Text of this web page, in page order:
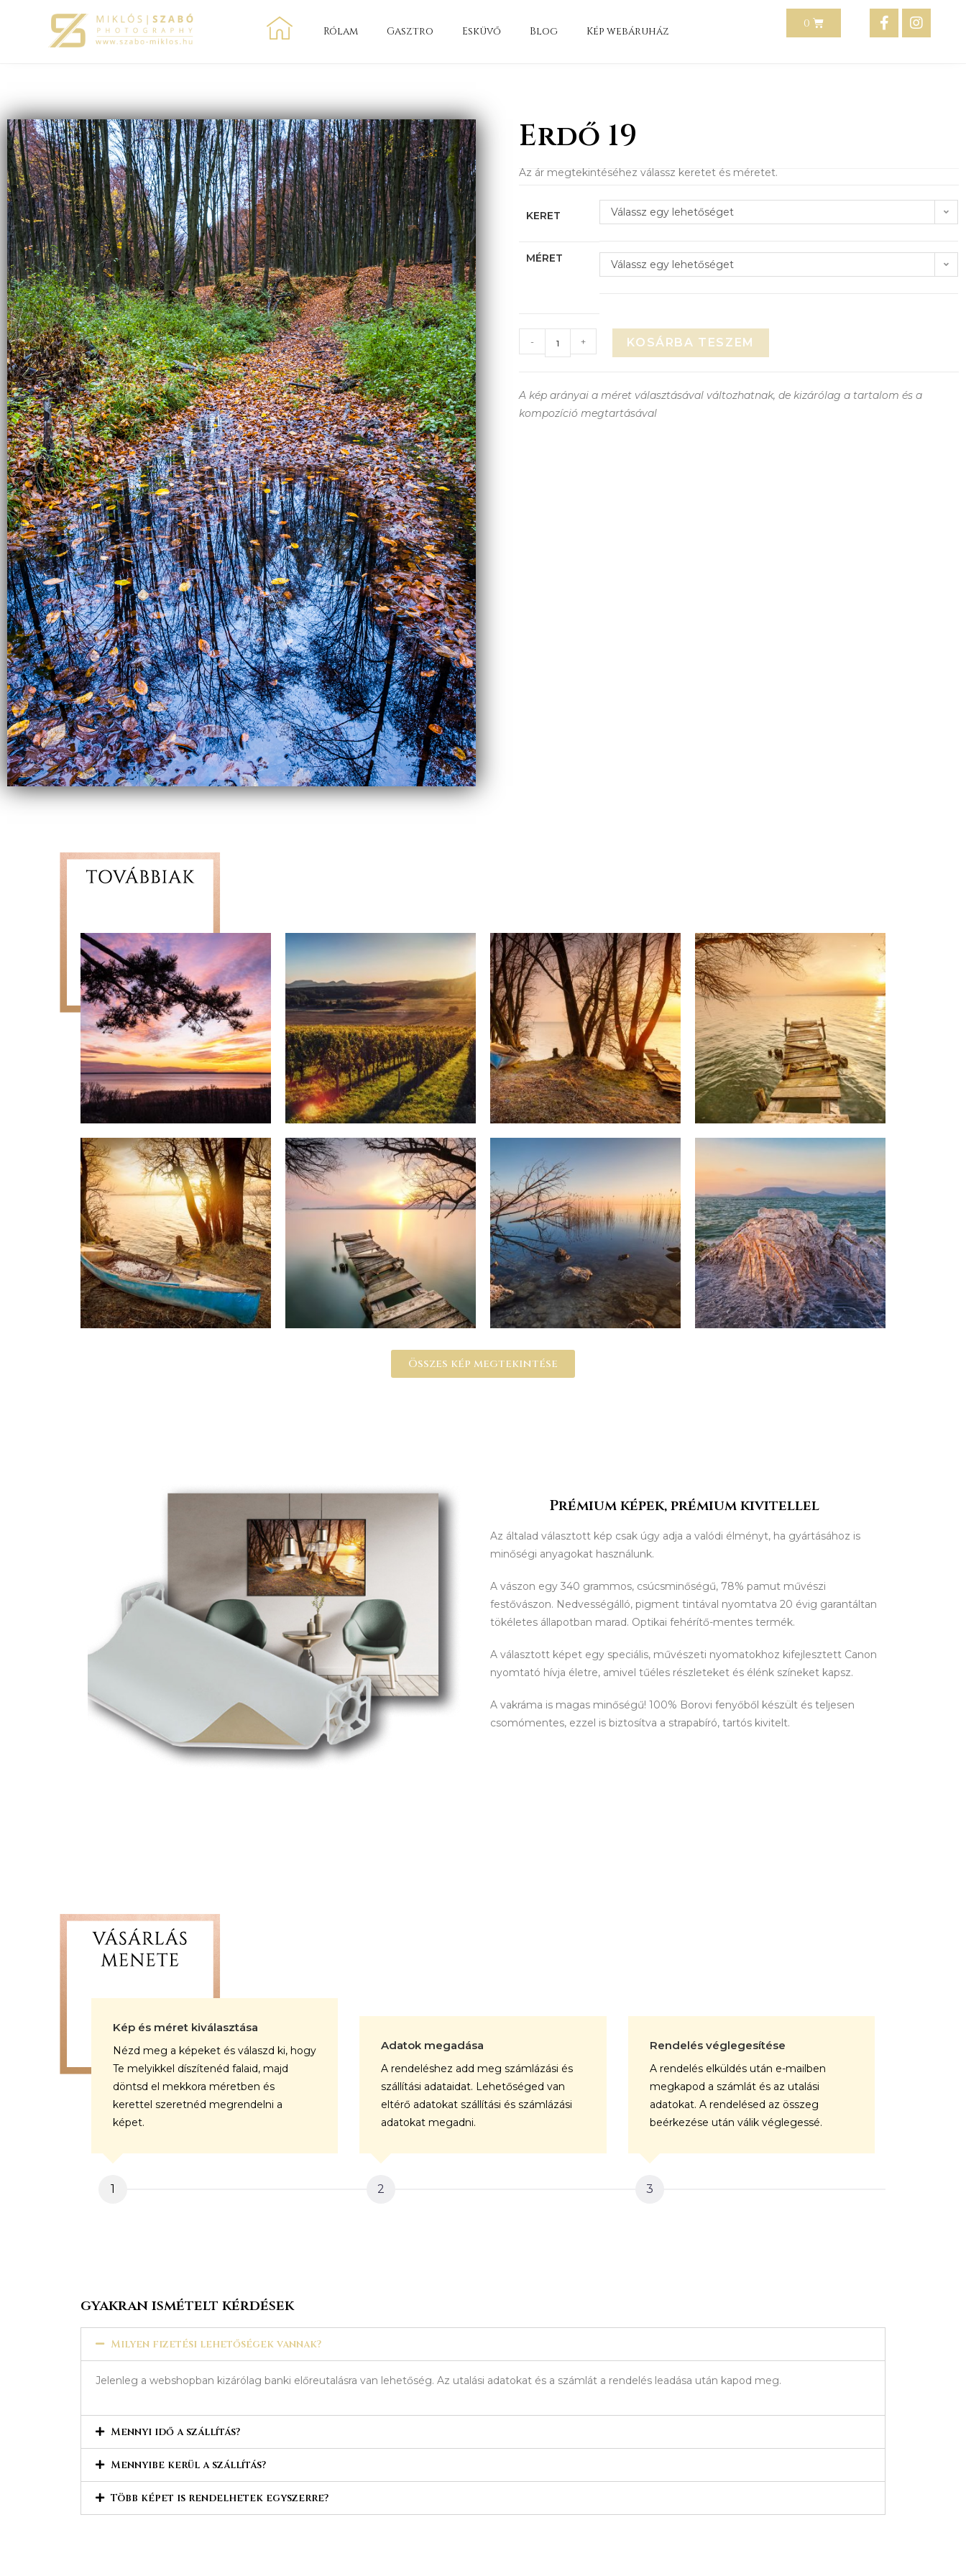
Rólam Gasztro Esküvő Blog Kép webáruház
Erdő 19
Az ár megtekintéséhez válassz keretet és méretet.
KERET Válassz egy lehetőséget
MÉRET Válassz egy lehetőséget
- + KOSÁRBA TESZEM
A kép arányai a méret választásával változhatnak, de kizárólag a tartalom és a
kompozíció megtartásával
Összes kép megtekintése
Prémium képek, prémium kivitellel
Az általad választott kép csak úgy adja a valódi élményt, ha gyártásához is
minőségi anyagokat használunk.
A vászon egy 340 grammos, csúcsminőségű, 78% pamut művészi
festővászon. Nedvességálló, pigment tintával nyomtatva 20 évig garantáltan
tökéletes állapotban marad. Optikai fehérítő-mentes termék.
A választott képet egy speciális, művészeti nyomatokhoz kifejlesztett Canon
nyomtató hívja életre, amivel tűéles részleteket és élénk színeket kapsz.
A vakráma is magas minőségű! 100% Borovi fenyőből készült és teljesen
csomómentes, ezzel is biztosítva a strapabíró, tartós kivitelt.
Kép és méret kiválasztása
Nézd meg a képeket és válaszd ki, hogy
Te melyikkel díszítenéd falaid, majd
döntsd el mekkora méretben és
kerettel szeretnéd megrendelni a
képet.
Adatok megadása
A rendeléshez add meg számlázási és
szállítási adataidat. Lehetőséged van
eltérő adatokat szállítási és számlázási
adatokat megadni.
Rendelés véglegesítése
A rendelés elküldés után e-mailben
megkapod a számlát és az utalási
adatokat. A rendelésed az összeg
beérkezése után válik véglegessé.
1 2 3
gyakran ismételt kérdések
Milyen fizetési lehetőségek vannak?
Jelenleg a webshopban kizárólag banki előreutalásra van lehetőség. Az utalási adatokat és a számlát a rendelés leadása után kapod meg.
Mennyi idő a szállítás?
Mennyibe kerül a szállítás?
Több képet is rendelhetek egyszerre?